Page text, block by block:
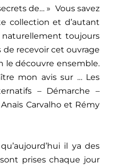
de… » Vous savez
collection et d’autant
toujours
de recevoir cet ouvrage
le découvre ensemble.
mon avis sur … Les
– Démarche –
Carvalho et Rémy
il ya des
prises chaque jour